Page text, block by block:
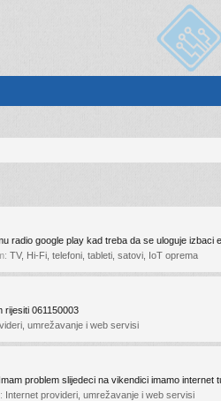
radio google play kad treba da se uloguje izbaci
TV, Hi-Fi, telefoni, tableti, satovi, IoT oprema
rijesiti 061150003
umrežavanje i web servisi
problem slijedeci na vikendici imamo internet
Internet provideri, umrežavanje i web servisi